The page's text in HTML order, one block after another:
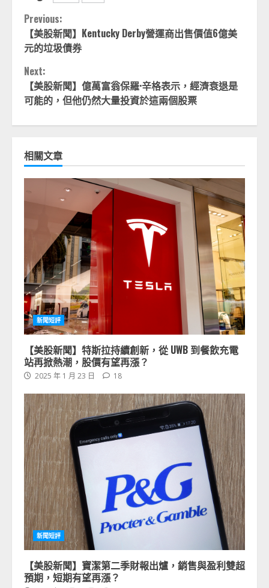
Continue
Reading
Previous:
【美股新聞】Kentucky Derby營運商出售價值6億美
元的垃圾債券
Next:
【美股新聞】億萬富翁保羅·辛格表示，經濟衰退是
可能的，但他仍然大量投資於這兩個股票
相關文章
新聞短評
【美股新聞】特斯拉持續創新，從 UWB 到餐飲充電
站再掀熱潮，股價有望再漲？
2025 年 1 月 23 日 18
新聞短評
【美股新聞】寶潔第二季財報出爐，銷售與盈利雙超
預期，短期有望再漲？